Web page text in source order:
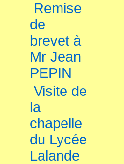
Remise
de
brevet à
Mr Jean
PEPIN
Visite de
la
chapelle
du Lycée
Lalande